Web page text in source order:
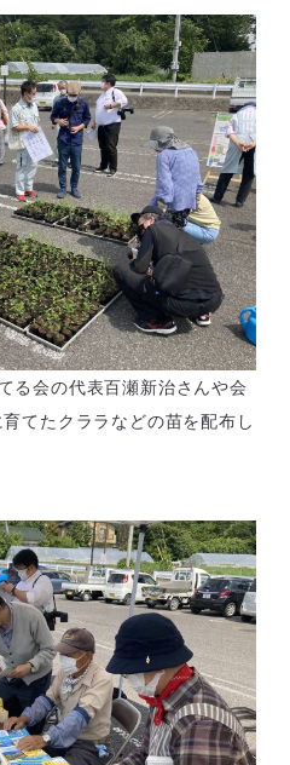
る会の代表百瀬新治さんや会
てたクララなどの苗を配布し